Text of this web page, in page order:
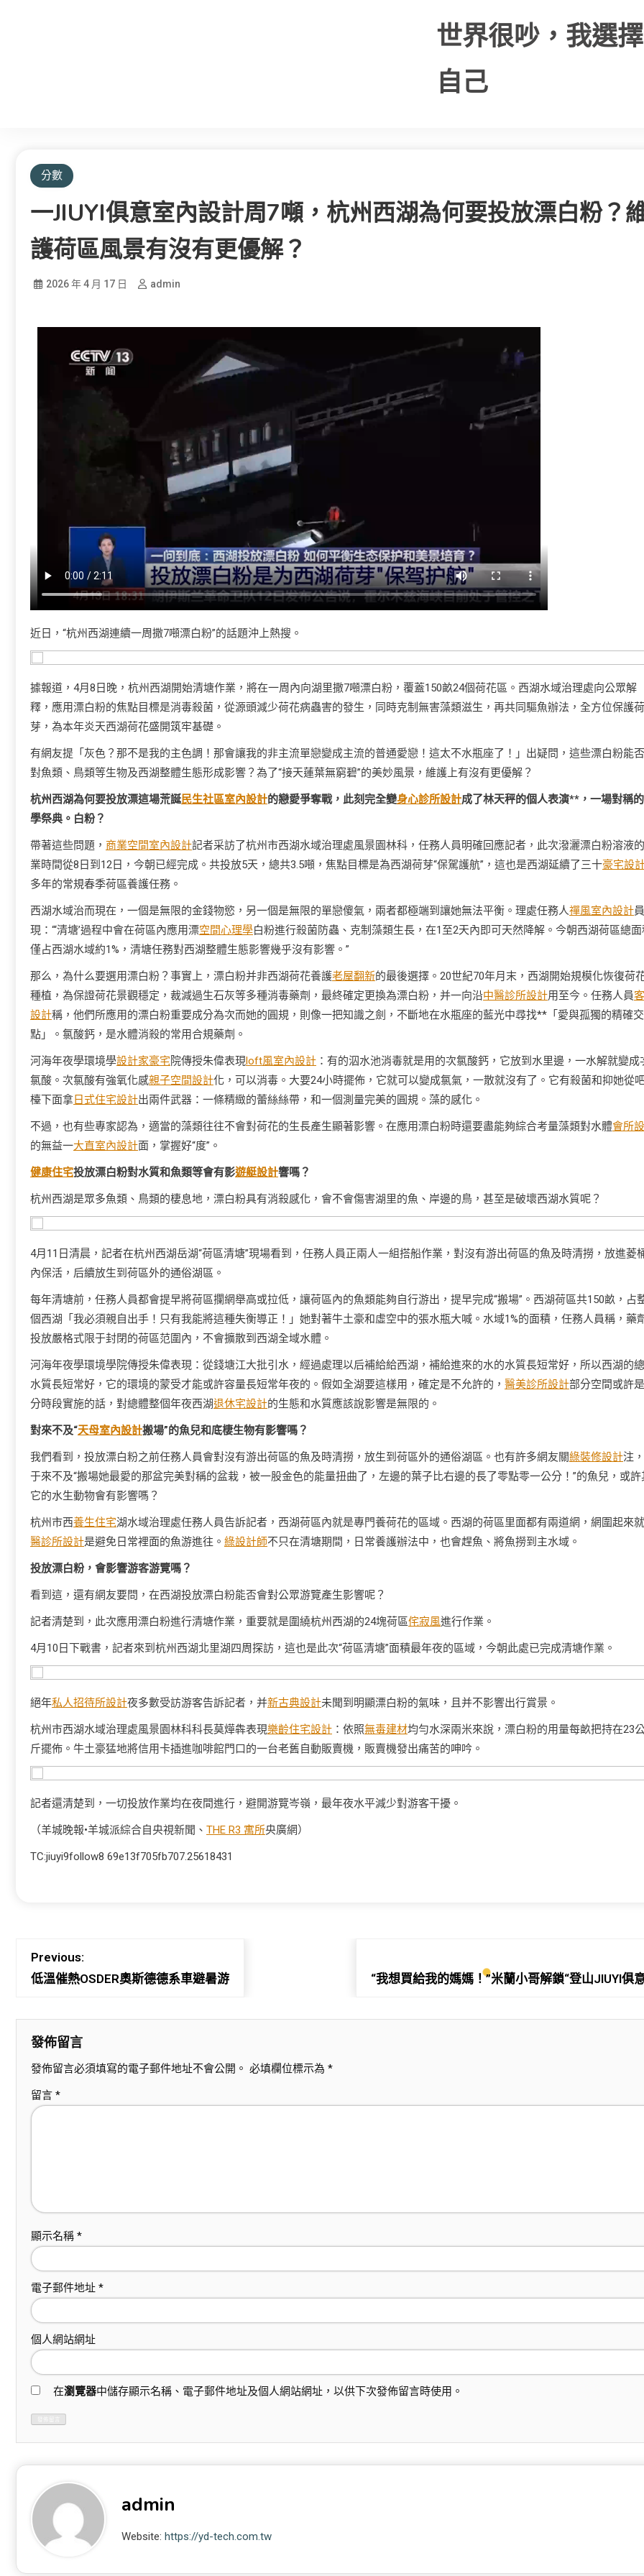
世界很吵，我選
自己
分數
一JIUYI俱意室內設計周7噸，杭州西湖為何要投放漂白粉？
護荷區風景有沒有更優解？
2026 年 4 月 17 日 admin
近日，“杭州西湖連續一周撒7噸漂白粉”的話題沖上熱搜。
據報道，4月8日晚，杭州西湖開始清塘作業，將在一周內向湖里撒7噸漂白粉，覆蓋150畝24個荷花區。西湖水域治理處向公眾解
釋，應用漂白粉的焦點目標是消毒殺菌，從源頭減少荷花病蟲害的發生，同時克制無害藻類滋生，再共同驅魚辦法，全方位保護荷
芽，為本年炎天西湖荷花盛開筑牢基礎。
有網友提「灰色？那不是我的主色調！那會讓我的非主流單戀變成主流的普通愛戀！這太不水瓶座了！」出疑問，這些漂白粉能
對魚類、鳥類等生物及西湖整體生態形成影響？為了“接天蓮葉無窮碧”的美妙風景，維護上有沒有更優解？
杭州西湖為何要投放漂這場荒誕民生社區室內設計的戀愛爭奪戰，此刻完全變身心診所設計成了林天秤的個人表演**，一場對稱
學祭典。白粉？
帶著這些問題， 商業空間室內設計記者采訪了杭州市西湖水域治理處風景園林科，任務人員明確回應記者，此次潑灑漂白粉溶液
業時間從8日到12日，今朝已經完成。共投放5天，總共3.5噸，焦點目標是為西湖荷芽“保駕護航”，這也是西湖延續了三十豪宅設
多年的常規春季荷區養護任務。
西湖水域治而現在，一個是無限的金錢物慾，另一個是無限的單戀傻氣，兩者都極端到讓她無法平衡。理處任務人禪風室內設計
現：“‘清塘’過程中會在荷區內應用漂空間心理學白粉進行殺菌防蟲、克制藻類生長，在1至2天內即可天然降解。今朝西湖荷區總
僅占西湖水域約1%，清塘任務對西湖整體生態影響幾乎沒有影響。”
那么，為什么要選用漂白粉？事實上，漂白粉并非西湖荷花養護老屋翻新的最後選擇。20世紀70年月末，西湖開始規模化恢復荷
種植，為保證荷花景觀穩定，裁減過生石灰等多種消毒藥劑，最終確定更換為漂白粉，并一向沿中醫診所設計用至今。任務人員
設計稱，他們所應用的漂白粉重要成分為次而她的圓規，則像一把知識之劍，不斷地在水瓶座的藍光中尋找**「愛與孤獨的精確交
點」。氯酸鈣，是水體消殺的常用合規藥劑。
河海年夜學環境學設計家豪宅院傳授朱偉表現loft風室內設計 ：有的泅水池消毒就是用的次氯酸鈣，它放到水里邊，一水解就變成
氯酸。次氯酸有強氧化感親子空間設計化，可以消毒。大要24小時擺佈，它就可以變成氯氣，一散就沒有了。它有殺菌和抑她從
檯下面拿日式住宅設計出兩件武器：一條精緻的蕾絲絲帶，和一個測量完美的圓規。藻的感化。
不過，也有些專家認為，適當的藻類往往不會對荷花的生長產生顯著影響。在應用漂白粉時還要盡能夠綜合考量藻類對水體會所
的無益一大直室內設計面，掌握好“度”。
健康住宅投放漂白粉對水質和魚類等會有影遊艇設計響嗎？
杭州西湖是眾多魚類、鳥類的棲息地，漂白粉具有消殺感化，會不會傷害湖里的魚、岸邊的鳥，甚至是破壞西湖水質呢？
4月11日清晨，記者在杭州西湖岳湖“荷區清塘”現場看到，任務人員正兩人一組搭船作業，對沒有游出荷區的魚及時清撈，放進菱
內保活，后續放生到荷區外的通俗湖區。
每年清塘前，任務人員都會提早將荷區攔網舉高或拉低，讓荷區內的魚類能夠自行游出，提早完成“搬場”。西湖荷區共150畝，占
個西湖「我必須親自出手！只有我能將這種失衡導正！」她對著牛土豪和虛空中的張水瓶大喊。水域1%的面積，任務人員稱，藥
投放嚴格式限于封閉的荷區范圍內，不會擴散到西湖全域水體。
河海年夜學環境學院傳授朱偉表現：從錢塘江大批引水，經過處理以后補給給西湖，補給進來的水的水質長短常好，所以西湖的
水質長短常好，它的環境的蒙受才能或許容量長短常年夜的。假如全湖要這樣用，確定是不允許的， 醫美診所設計部分空間或許
分時段實施的話，對總體整個年夜西湖退休宅設計的生態和水質應該說影響是無限的。
對來不及“天母室內設計搬場”的魚兒和底棲生物有影響嗎？
我們看到，投放漂白粉之前任務人員會對沒有游出荷區的魚及時清撈，放生到荷區外的通俗湖區。也有許多網友關綠裝修設計注
于來不及“搬場她最愛的那盆完美對稱的盆栽，被一股金色的能量扭曲了，左邊的葉子比右邊的長了零點零一公分！”的魚兒，或許
它的水生動物會有影響嗎？
杭州市西養生住宅湖水域治理處任務人員告訴記者，西湖荷區內就是專門養荷花的區域。西湖的荷區里面都有兩道網，網圍起來就
醫診所設計是避免日常裡面的魚游進往。 綠設計師不只在清塘期間，日常養護辦法中，也會趕魚、將魚撈到主水域。
投放漂白粉，會影響游客游覽嗎？
看到這，還有網友要問，在西湖投放漂白粉能否會對公眾游覽產生影響呢？
記者清楚到，此次應用漂白粉進行清塘作業，重要就是圍繞杭州西湖的24塊荷區侘寂風進行作業。
4月10日下戰書，記者來到杭州西湖北里湖四周探訪，這也是此次“荷區清塘”面積最年夜的區域，今朝此處已完成清塘作業。
絕年私人招待所設計夜多數受訪游客告訴記者，并新古典設計未聞到明顯漂白粉的氣味，且并不影響出行賞景。
杭州市西湖水域治理處風景園林科科長莫燁犇表現樂齡住宅設計 ：依照無毒建材均勻水深兩米來說，漂白粉的用量每畝把持在23
斤擺佈。牛土豪猛地將信用卡插進咖啡館門口的一台老舊自動販賣機，販賣機發出痛苦的呻吟。
記者還清楚到，一切投放作業均在夜間進行，避開游覽岑嶺，最年夜水平減少對游客干擾。
（羊城晚報•羊城派綜合自央視新聞、 THE R3 寓所央廣網）
TC:jiuyi9follow8 69e13f705fb707.25618431
Previous:
低溫催熱OSDER奧斯德德系車避暑游
“我想買給我的媽媽！”米蘭小哥解鎖“登山JIUYI
發佈留言
發佈留言必須填寫的電子郵件地址不會公開。 必填欄位標示為 *
留言 *
顯示名稱 *
電子郵件地址 *
個人網站網址
在瀏覽器中儲存顯示名稱、電子郵件地址及個人網站網址，以供下次發佈留言時使用。
admin
Website: https://yd-tech.com.tw